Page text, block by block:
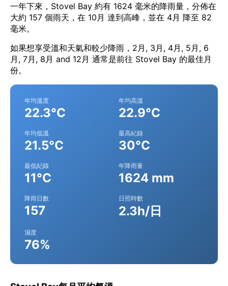
一年下來，Stovel Bay 約有 1624 毫米的降雨量，分佈在
大約 157 個雨天，在 10月 達到高峰，並在 4月 降至 82
毫米。
如果想享受溫和天氣和較少降雨，2月, 3月, 4月, 5月, 6
月, 7月, 8月 and 12月 通常是前往 Stovel Bay 的最佳月
份。
年均溫度
22.3°C
年均高溫
22.9°C
年均低溫
21.5°C
最高紀錄
30°C
最低紀錄
11°C
年降雨量
1624 mm
降雨日數
157
日照時數
2.3h/日
濕度
76%